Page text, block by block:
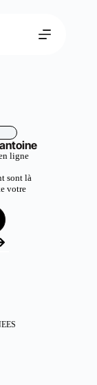
ligne
sont là
votre